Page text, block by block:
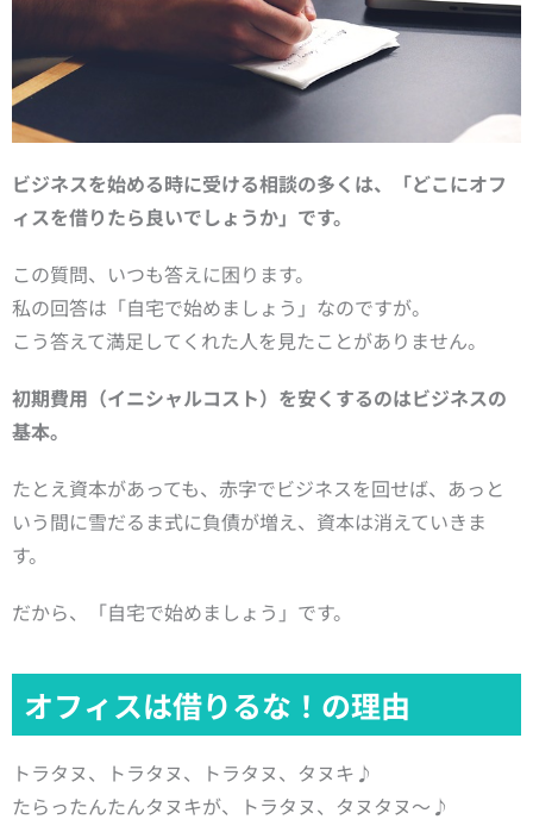
ビジネスを始める時に受ける相談の多くは、「どこにオフ
ィスを借りたら良いでしょうか」です。
この質問、いつも答えに困ります。
私の回答は「自宅で始めましょう」なのですが。
こう答えて満足してくれた人を見たことがありません。
初期費用（イニシャルコスト） を安くするのはビジネスの
基本。
たとえ資本があっても、赤字でビジネスを回せば、あっと
いう間に雪だるま式に負債が増え、資本は消えていきま
す。
だから、「自宅で始めましょう」です。
オフィスは借りるな！の理由
トラタヌ、トラタヌ、トラタヌ、タヌキ♪
たらったんたんタヌキが、トラタヌ、タヌタヌ～♪